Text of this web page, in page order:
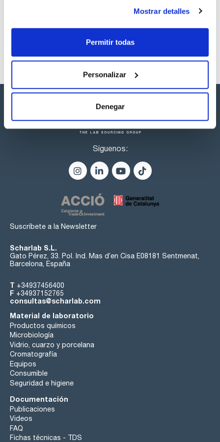
Mostrar detalles
Permitir todas
Personalizar
Denegar
listos para una entrega inmediata.
Síguenos:
Suscríbete a la Newsletter
Scharlab S.L.
Gato Pérez, 33. Pol. Ind. Mas d’en Cisa E08181 Sentmenat,
Barcelona, España
T +34937456400
F +34937152765
consultas@scharlab.com
Material de laboratorio
Productos químicos
Microbiología
Vidrio, cuarzo y porcelana
Cromatografía
Equipos
Consumible
Seguridad e higiene
Documentación
Publicaciones
Videos
FAQ
Fichas técnicas - TDS